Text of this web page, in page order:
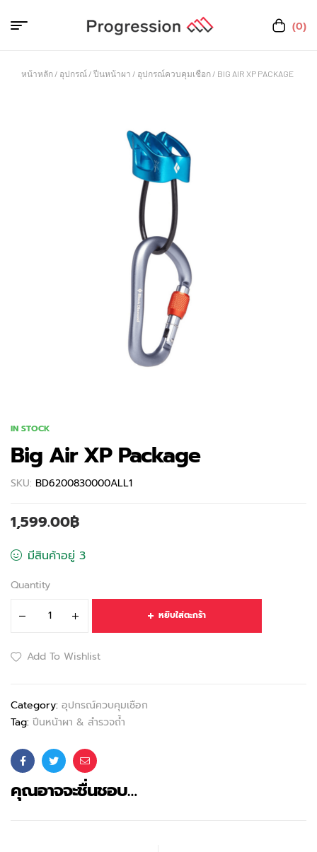
(0)
หน้าหลัก / อุปกรณ์ /ปีนหน้าผา / อุปกรณ์ควบคุมเชือก / BIG AIR XP PACKAGE
IN STOCK
Big Air XP Package
SKU: BD6200830000ALL1
1,599.00฿
มีสินค้าอยู่ 3
Quantity
หยิบใส่ตะกร้า
Add To Wishlist
Category: อุปกรณ์ควบคุมเชือก
Tag: ปีนหน้าผา & สำรวจถ้ำ
FacebookTwitterEmail
คุณอาจจะชื่นชอบ…